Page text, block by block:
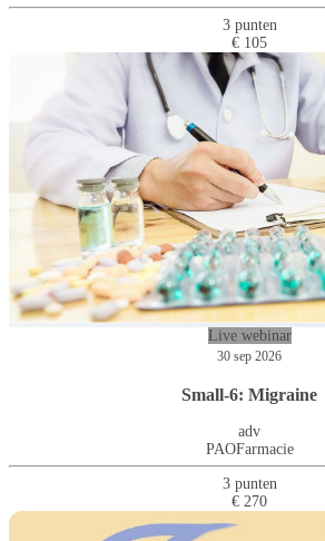
3 punten
€ 105
Live webinar
30 sep 2026
Small-6: Migraine
adv
PAOFarmacie
3 punten
€ 270